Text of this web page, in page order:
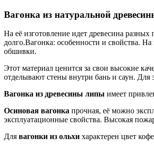
Вагонка из натуральной
На её изготовление идет древесина
долго.Вагонка: особенности и свойства.
обшивки.
Этот материал ценится за свои высокие
отделывают стены внутри бань и саун.
Вагонка из древесины липы имеет
Осиновая вагонка прочная, её можно
эксплуатационные свойства. Высокая
Для вагонки из ольхи характерен цвет